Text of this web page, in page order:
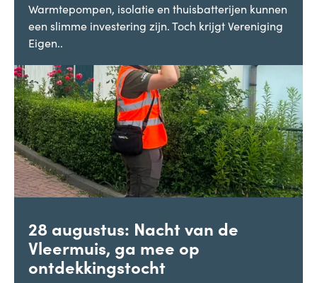
Warmtepompen, isolatie en thuisbatterijen kunnen
een slimme investering zijn. Toch krijgt Vereniging
Eigen..
28 augustus: Nacht van de
Vleermuis, ga mee op
ontdekkingstocht